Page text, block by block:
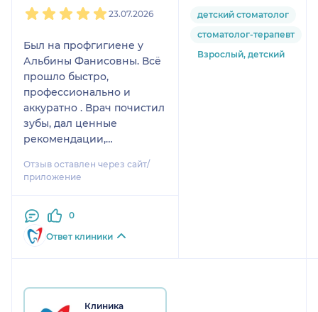
23.07.2026
Был на профгигиене у
Альбины Фанисовны. Всё
прошло быстро,
профессионально и
аккуратно . Врач почистил
зубы, дал ценные
рекомендации,
самочувствии в процессе .
Рекомендую!
Отзыв оставлен через сайт/
приложение
0
Ответ клиники
детский стоматолог
стоматолог-терапевт
Взрослый, детский
Клиника